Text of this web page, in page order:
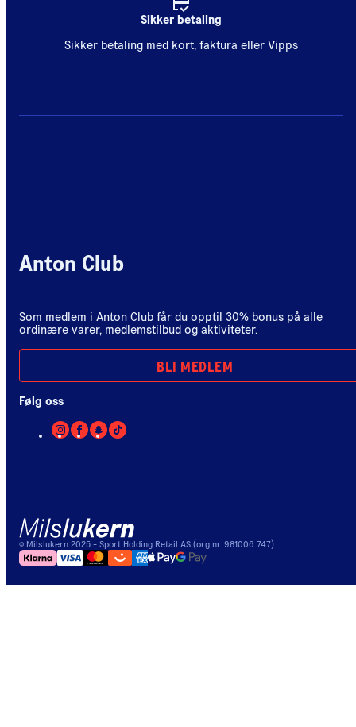
Sikker betaling
Sikker betaling med kort, faktura eller Vipps
Anton Club
Som medlem i Anton Club får du opptil 30% bonus på alle
ordinære varer, medlemstilbud og aktiviteter.
BLI MEDLEM
Følg oss
© Milslukern 2025 - Sport Holding Retail AS (org nr. 981006 747)